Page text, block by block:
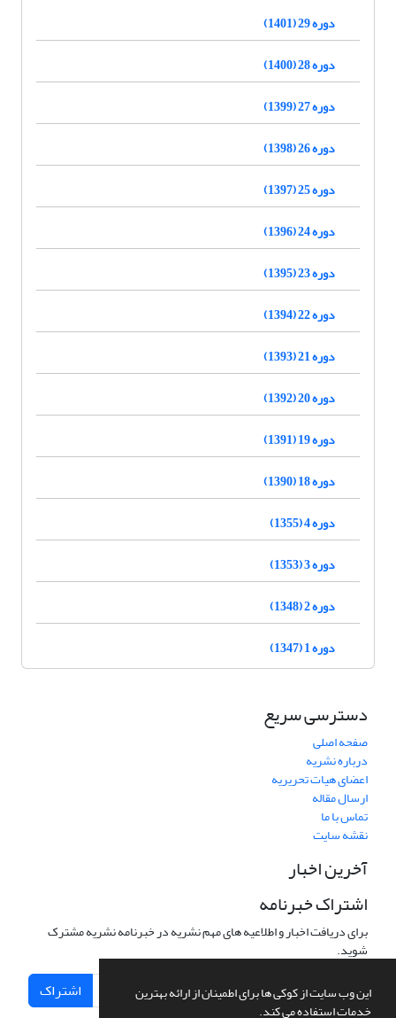
این وب سایت از کوکی ها برای اطمینان از ارائه بهترین
خدمات استفاده می کند.
دوره 29 (1401)
دوره 28 (1400)
دوره 27 (1399)
دوره 26 (1398)
دوره 25 (1397)
دوره 24 (1396)
دوره 23 (1395)
دوره 22 (1394)
دوره 21 (1393)
دوره 20 (1392)
دوره 19 (1391)
دوره 18 (1390)
دوره 4 (1355)
دوره 3 (1353)
دوره 2 (1348)
دوره 1 (1347)
دسترسی سریع
صفحه اصلی
درباره نشریه
اعضای هیات تحریریه
ارسال مقاله
تماس با ما
نقشه سایت
آخرین اخبار
اشتراک خبرنامه
برای دریافت اخبار و اطلاعیه های مهم نشریه در خبرنامه نشریه مشترک
شوید.
اشتراک